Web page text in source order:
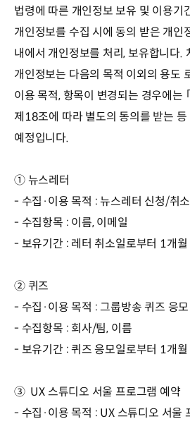
법령에 따른 개인정보 보유 및 이용기
개인정보를 수집 시에 동의 받은 개인
내에서 개인정보를 처리, 보유합니다.
개인정보는 다음의 목적 이외의 용도
이용 목적, 항목이 변경되는 경우에는
제18조에 따라 별도의 동의를 받는
예정입니다.
① 뉴스레터
- 수집·이용 목적 : 뉴스레터 신청/취
- 수집항목 : 이름, 이메일
- 보유기간 : 레터 취소일로부터 1개월
② 퀴즈
- 수집·이용 목적 : 그룹방송 퀴즈 응모
- 수집항목 : 회사/팀, 이름
- 보유기간 : 퀴즈 응모일로부터 1개월
③ UX 스튜디오 서울 프로그램 예약
- 수집·이용 목적 : UX 스튜디오 서울